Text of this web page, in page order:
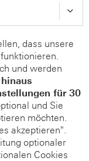
dass unsere
und werden
für 30
und Sie
möchten.
akzeptieren".
optionaler
Cookies